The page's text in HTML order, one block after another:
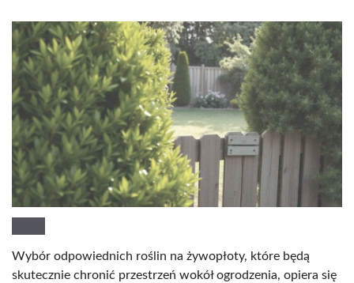
Wybór odpowiednich roślin na żywopłoty, które będą
skutecznie chronić przestrzeń wokół ogrodzenia, opiera się